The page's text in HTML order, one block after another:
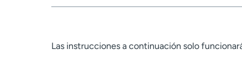
Las instrucciones a continuación solo